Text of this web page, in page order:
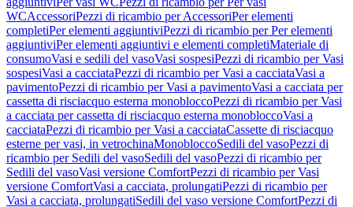
WCAccessoriPezzi di ricambio per AccessoriPer elementi
completiPer elementi aggiuntiviPezzi di ricambio per Per elementi
aggiuntiviPer elementi aggiuntivi e elementi completiMateriale di
consumoVasi e sedili del vasoVasi sospesiPezzi di ricambio per Vasi
sospesiVasi a cacciataPezzi di ricambio per Vasi a cacciataVasi a
pavimentoPezzi di ricambio per Vasi a pavimentoVasi a cacciata per
cassetta di risciacquo esterna monobloccoPezzi di ricambio per Vasi
a cacciata per cassetta di risciacquo esterna monobloccoVasi a
cacciataPezzi di ricambio per Vasi a cacciataCassette di risciacquo
esterne per vasi, in vetrochinaMonobloccoSedili del vasoPezzi di
ricambio per Sedili del vasoSedili del vasoPezzi di ricambio per
Sedili del vasoVasi versione ComfortPezzi di ricambio per Vasi
versione ComfortVasi a cacciata, prolungatiPezzi di ricambio per
Vasi a cacciata, prolungatiSedili del vaso versione ComfortPezzi di